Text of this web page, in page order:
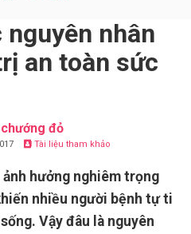
nhân
an toàn sức
đỏ
Tài liệu tham khảo
hưởng nghiêm trọng
nhiều người bệnh tự ti
Vậy đâu là nguyên